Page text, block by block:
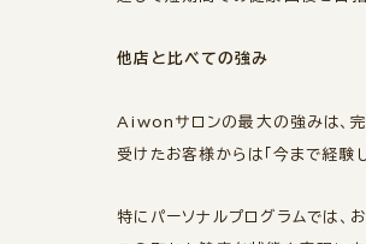
他店と比べての強み
Aiwonサロンの最大の強みは、完
受けたお客様からは「今まで経験
特にパーソナルプログラムでは、